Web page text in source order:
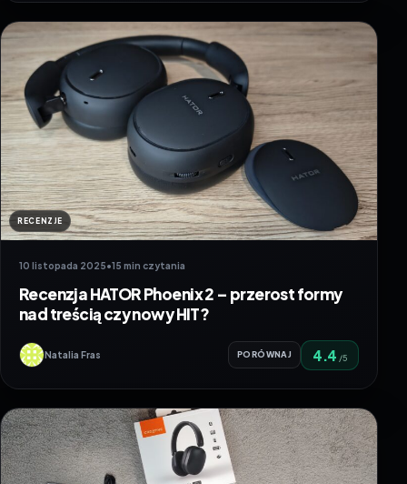
RECENZJE
10 listopada 2025•15 min czytania
Recenzja HATOR Phoenix 2 – przerost formy
nad treścią czy nowy HIT?
Natalia Fras PORÓWNAJ 4.4 /5